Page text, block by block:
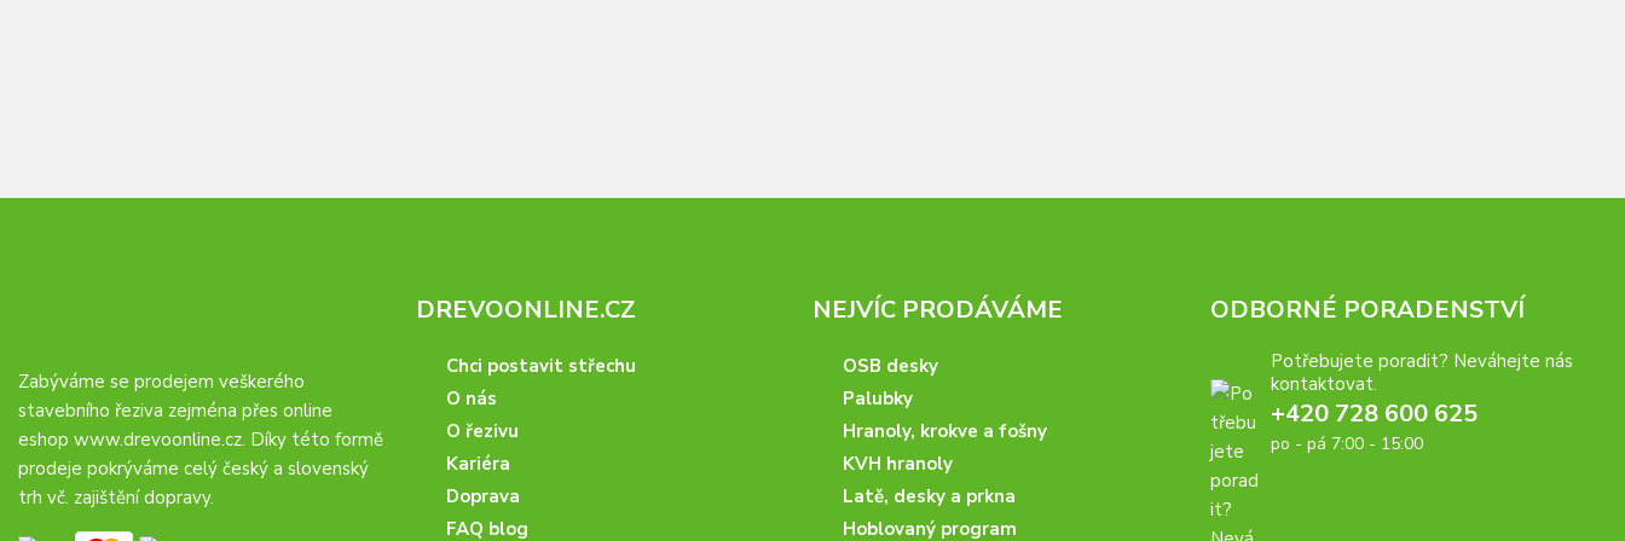
Zabýváme se prodejem veškerého
stavebního řeziva zejména přes online
eshop www.drevoonline.cz. Díky této formě
prodeje pokrýváme celý český a slovenský
trh vč. zajištění dopravy.
DREVOONLINE.CZ
Chci postavit střechu
O nás
O řezivu
Kariéra
Doprava
FAQ blog
NEJVÍC PRODÁVÁME
OSB desky
Palubky
Hranoly, krokve a fošny
KVH hranoly
Latě, desky a prkna
Hoblovaný program
ODBORNÉ PORADENSTVÍ
Potřebujete poradit? Neváhejte nás
kontaktovat.
+420 728 600 625
po - pá 7:00 - 15:00